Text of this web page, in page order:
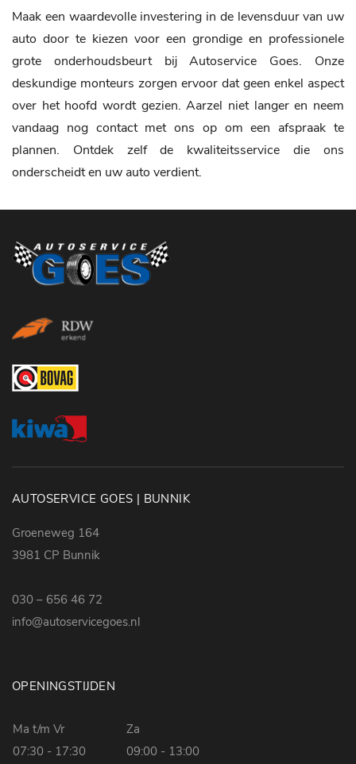
Maak een waardevolle investering in de levensduur van uw
auto door te kiezen voor een grondige en professionele
grote onderhoudsbeurt bij Autoservice Goes. Onze
deskundige monteurs zorgen ervoor dat geen enkel aspect
over het hoofd wordt gezien. Aarzel niet langer en neem
vandaag nog contact met ons op om een afspraak te
plannen. Ontdek zelf de kwaliteitsservice die ons
onderscheidt en uw auto verdient.
AUTOSERVICE GOES | BUNNIK
Groeneweg 164
3981 CP Bunnik
030 – 656 46 72
info@autoservicegoes.nl
OPENINGSTIJDEN
Ma t/m Vr
07:30 - 17:30
Za
09:00 - 13:00